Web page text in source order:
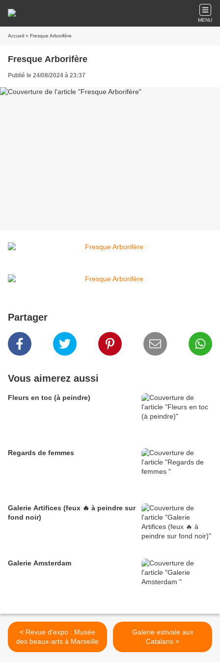
MENU
Accueil » Fresque Arborifère
Fresque Arborifère
Publié le 24/08/2024 à 23:37
Partager
Vous aimerez aussi
Fleurs en toc (à peindre)
Regards de femmes
Galerie Artifices (feux 🔥 à peindre sur
fond noir)
Galerie Amsterdam
< Revue d'expo : Musée
des beaux-arts à Marseille
Galerie estivale aux
Catalans >